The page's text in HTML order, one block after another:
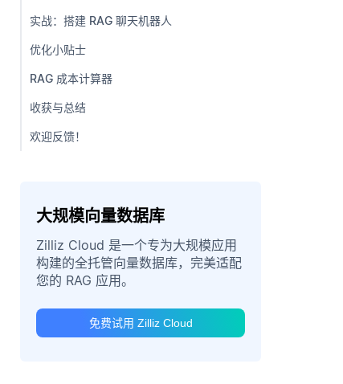
实战：搭建 RAG 聊天机器人
优化小贴士
RAG 成本计算器
收获与总结
欢迎反馈！
大规模向量数据库
Zilliz Cloud 是一个专为大规模应用
构建的全托管向量数据库，完美适配
您的 RAG 应用。
免费试用 Zilliz Cloud